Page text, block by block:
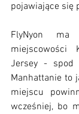
pojawiające się
FlyNyon
miejscowości
Jersey - spod
Manhattanie to
miejscu
wcześniej, bo